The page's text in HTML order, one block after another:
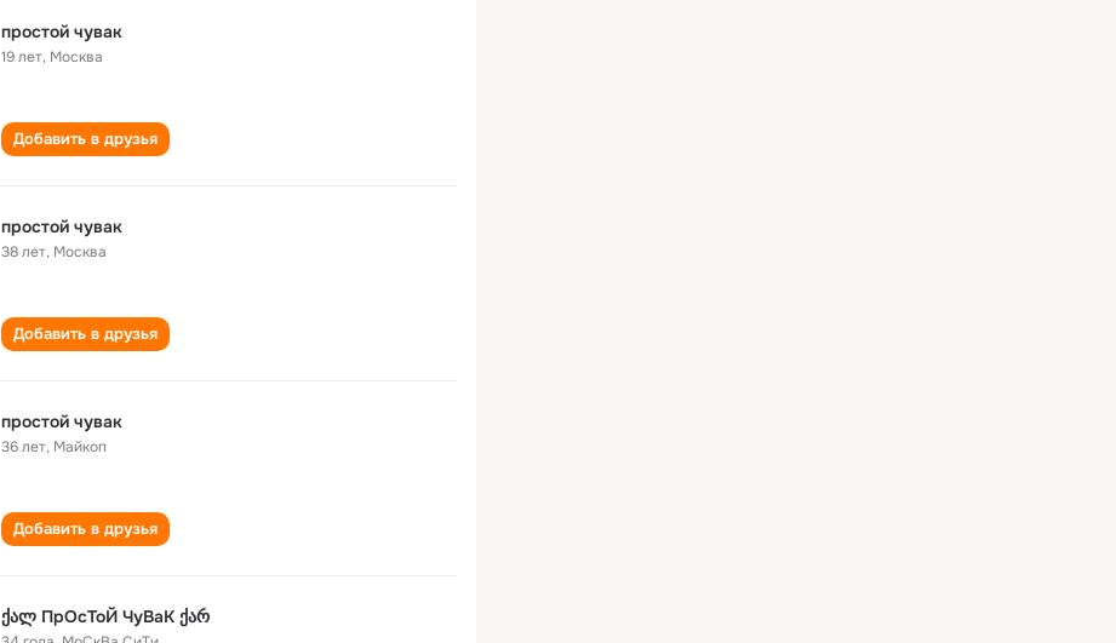
простой чувак
19 лет, Москва
Добавить в друзья
простой чувак
38 лет, Москва
Добавить в друзья
простой чувак
36 лет, Майкоп
Добавить в друзья
ქალ ПрОсТоЙ ЧуВаК ქარ